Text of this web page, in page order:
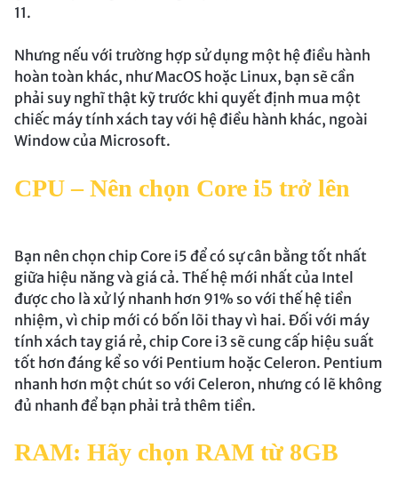
11.
Nhưng nếu với trường hợp sử dụng một hệ điều hành
hoàn toàn khác, như MacOS hoặc Linux, bạn sẽ cần
phải suy nghĩ thật kỹ trước khi quyết định mua một
chiếc máy tính xách tay với hệ điều hành khác, ngoài
Window của Microsoft.
CPU – Nên chọn Core i5 trở lên
Bạn nên chọn chip Core i5 để có sự cân bằng tốt nhất
giữa hiệu năng và giá cả. Thế hệ mới nhất của Intel
được cho là xử lý nhanh hơn 91% so với thế hệ tiền
nhiệm, vì chip mới có bốn lõi thay vì hai. Đối với máy
tính xách tay giá rẻ, chip Core i3 sẽ cung cấp hiệu suất
tốt hơn đáng kể so với Pentium hoặc Celeron. Pentium
nhanh hơn một chút so với Celeron, nhưng có lẽ không
đủ nhanh để bạn phải trả thêm tiền.
RAM: Hãy chọn RAM từ 8GB